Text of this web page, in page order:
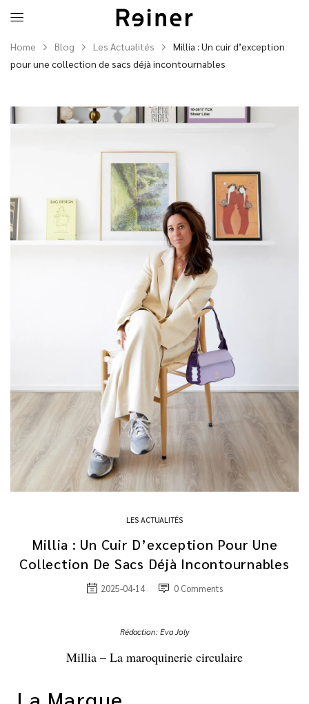
Home Blog Les Actualités
Millia : Un cuir d’exception
pour une collection de sacs déjà incontournables
LES ACTUALITÉS
Millia : Un Cuir D’exception Pour Une
Collection De Sacs Déjà Incontournables
2025-04-14 0Comments
Rédaction: Eva Joly
Millia – La maroquinerie circulaire